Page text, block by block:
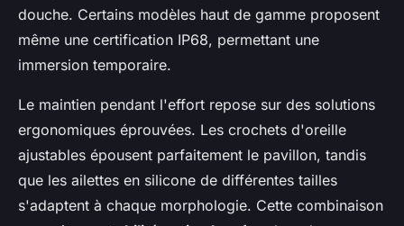
douche. Certains modèles haut de gamme proposent
même une certification IP68, permettant une
immersion temporaire.
Le maintien pendant l'effort repose sur des solutions
ergonomiques éprouvées. Les crochets d'oreille
ajustables épousent parfaitement le pavillon, tandis
que les ailettes en silicone de différentes tailles
s'adaptent à chaque morphologie. Cette combinaison